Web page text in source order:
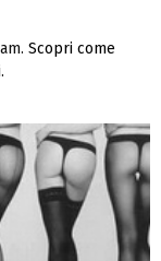
Scopri come
.